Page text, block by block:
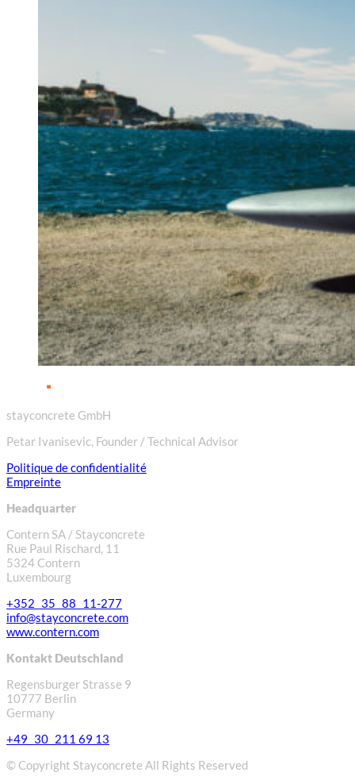
stayconcrete GmbH
Petar Ivanisevic, Founder / Technical Advisor
Politique de confidentialité
Empreinte
Headquarter
Contern SA / Stayconcrete
Rue Paul Rischard, 11
5324 Contern
Luxembourg
+352 35 88 11-277
info@stayconcrete.com
www.contern.com
Kontakt Deutschland
Regensburger Strasse 9
10777 Berlin
Germany
+49 30 211 69 13
© Copyright Stayconcrete All Rights Reserved